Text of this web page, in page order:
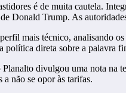
é de muita cautela.
Donald Trump. As
mais técnico, analisando
direta sobre a palavra
Planalto divulgou uma nota
não se opor às tarifas.